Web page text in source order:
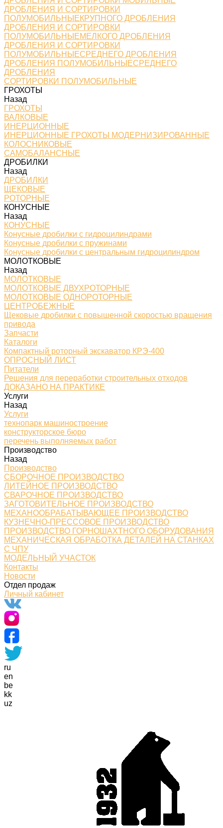
ДРОБЛЕНИЯ И СОРТИРОВКИ
ПОЛУМОБИЛЬНЫЕКРУПНОГО ДРОБЛЕНИЯ
ДРОБЛЕНИЯ И СОРТИРОВКИ
ПОЛУМОБИЛЬНЫЕМЕЛКОГО ДРОБЛЕНИЯ
ДРОБЛЕНИЯ И СОРТИРОВКИ
ПОЛУМОБИЛЬНЫЕСРЕДНЕГО ДРОБЛЕНИЯ
ДРОБЛЕНИЯ ПОЛУМОБИЛЬНЫЕСРЕДНЕГО
ДРОБЛЕНИЯ
СОРТИРОВКИ ПОЛУМОБИЛЬНЫЕ
ГРОХОТЫ
Назад
ГРОХОТЫ
ВАЛКОВЫЕ
ИНЕРЦИОННЫЕ
ИНЕРЦИОННЫЕ ГРОХОТЫ МОДЕРНИЗИРОВАННЫЕ
КОЛОСНИКОВЫЕ
САМОБАЛАНСНЫЕ
ДРОБИЛКИ
Назад
ДРОБИЛКИ
ЩЕКОВЫЕ
РОТОРНЫЕ
КОНУСНЫЕ
Назад
КОНУСНЫЕ
Конусные дробилки с гидроцилиндрами
Конусные дробилки с пружинами
Конусные дробилки с центральным гидроцилиндром
МОЛОТКОВЫЕ
Назад
МОЛОТКОВЫЕ
МОЛОТКОВЫЕ ДВУХРОТОРНЫЕ
МОЛОТКОВЫЕ ОДНОРОТОРНЫЕ
ЦЕНТРОБЕЖНЫЕ
Щековые дробилки с повышенной скоростью вращения
привода
Запчасти
Каталоги
Компактный роторный экскаватор КРЭ-400
ОПРОСНЫЙ ЛИСТ
Питатели
Решения для переработки строительных отходов
ДОКАЗАНО НА ПРАКТИКЕ
Услуги
Назад
Услуги
технопарк машиностроение
конструкторское бюро
перечень выполняемых работ
Производство
Назад
Производство
СБОРОЧНОЕ ПРОИЗВОДСТВО
ЛИТЕЙНОЕ ПРОИЗВОДСТВО
СВАРОЧНОЕ ПРОИЗВОДСТВО
ЗАГОТОВИТЕЛЬНОЕ ПРОИЗВОДСТВО
МЕХАНООБРАБАТЫВАЮЩЕЕ ПРОИЗВОДСТВО
КУЗНЕЧНО-ПРЕССОВОЕ ПРОИЗВОДСТВО
ПРОИЗВОДСТВО ГОРНОШАХТНОГО ОБОРУДОВАНИЯ
МЕХАНИЧЕСКАЯ ОБРАБОТКА ДЕТАЛЕЙ НА СТАНКАХ
С ЧПУ
МОДЕЛЬНЫЙ УЧАСТОК
Контакты
Новости
Отдел продаж
Личный кабинет
ru
en
be
kk
uz